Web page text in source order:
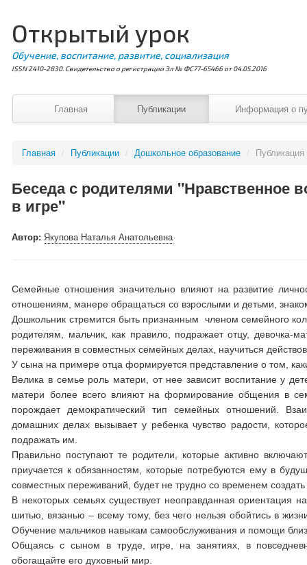
Открытый урок
Обучение, воспитание, развитие, социализация
ISSN 2410-2830. Свидетельство о регистрации Эл № ФС77-65466 от 04.05.2016
Главная Публикации Информация о
Главная / Публикации / Дошкольное образование /
Беседа с родителями "Нравственное
в игре"
Автор:Якупова Наталья Анатольевна
Семейные отношения значительно влияют на развитие
отношениям, манере обращаться со взрослыми и детьми,
Дошкольник стремится быть признанным членом семейного
родителям, мальчик, как правило, подражает отцу, девочка-
переживания в совместных семейных делах, научиться
У сына на примере отца формируется представление о том,
Велика в семье роль матери, от нее зависит воспитание у
матери более всего влияют на формирование общения в
порождает демократический тип семейных отношений.
домашних делах вызывает у ребенка чувство радости,
подражать им.
Правильно поступают те родители, которые активно
приучается к обязанностям, которые потребуются ему в
совместных переживаний, будет не трудно со временем
В некоторых семьях существует неоправданная ориентация
шитью, вязанью – всему тому, без чего нельзя обойтись в
Обучение мальчиков навыкам самообслуживания и помощи
Общаясь с сыном в труде, игре, на занятиях, в
обогащайте его духовный мир.